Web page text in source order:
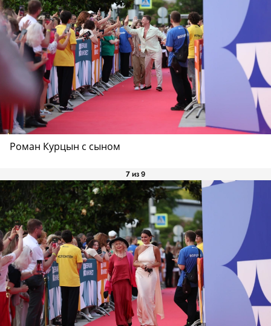
Роман Курцын с сыном
7 из 9